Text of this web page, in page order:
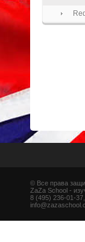
© Все права
ZaZa School -
8 (495) 236-01-